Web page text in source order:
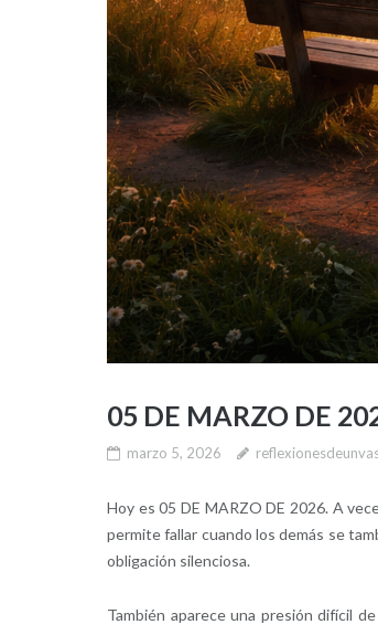
05 DE MARZO DE
marzo 5, 2026
Hoy es 05 DE MARZO DE 2026. A
permite fallar cuando los demás se
obligación silenciosa.
También aparece una presión difícil